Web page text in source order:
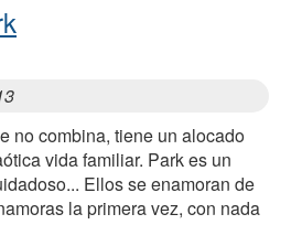
no combina, tiene un alocado
vida familiar. Park es un
Ellos se enamoran de
la primera vez, con nada